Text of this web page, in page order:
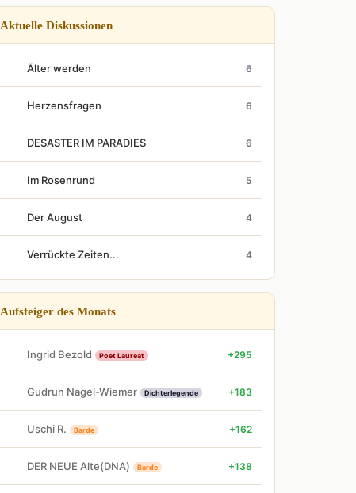
Aktuelle Diskussionen
Älter werden 6
Herzensfragen 6
DESASTER IM PARADIES 6
Im Rosenrund 5
Der August 4
Verrückte Zeiten... 4
Aufsteiger des Monats
Ingrid Bezold Poet Laureat +295
Gudrun Nagel-Wiemer Dichterlegende +183
Uschi R. Barde +162
DER NEUE Alte(DNA) Barde +138